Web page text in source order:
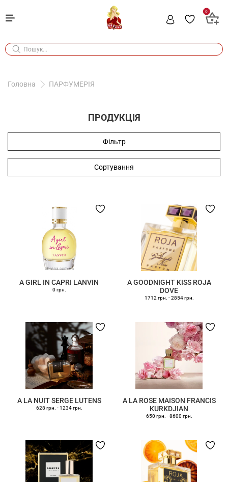
0
Головна ПАРФУМЕРІЯ
ПРОДУКЦІЯ
Фільтр
Сортування
A GIRL IN CAPRI LANVIN
0 грн.
A GOODNIGHT KISS ROJA
DOVE
1712 грн. -2854 грн.
A LA NUIT SERGE LUTENS
628 грн. -1234 грн.
A LA ROSE MAISON FRANCIS
KURKDJIAN
650 грн. -8600 грн.